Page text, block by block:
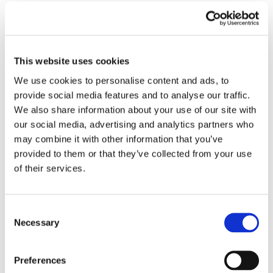
This website uses cookies
We use cookies to personalise content and ads, to
provide social media features and to analyse our traffic.
We also share information about your use of our site with
our social media, advertising and analytics partners who
may combine it with other information that you’ve
provided to them or that they’ve collected from your use
of their services.
Selection
Necessary
Preferences
Nors tam tikra veikla kinurenino kelyje yra labai svarbi,
nuolatinį stresą, imuninę įtampą arba mikrobų
sutrikimus.
Subalansuotoje žarnyno aplinkoje naudingi mikrobai,
gamindami metabolitus, tokius kaip IPR, padeda
perkelti triptofano metabolizmą į indolio kelią. Šie
metabolitai per AhR ir PXR receptorius palaiko
žarnyno barjero funkciją, antioksidacinę apsaugą ir
mikrobų, apriboja IDO išraišką slopindamas NF-κB ir
kitus imuninio aktyvinimo kelius.
IPR palaiko žarnyno barjero vientisumą, mažina